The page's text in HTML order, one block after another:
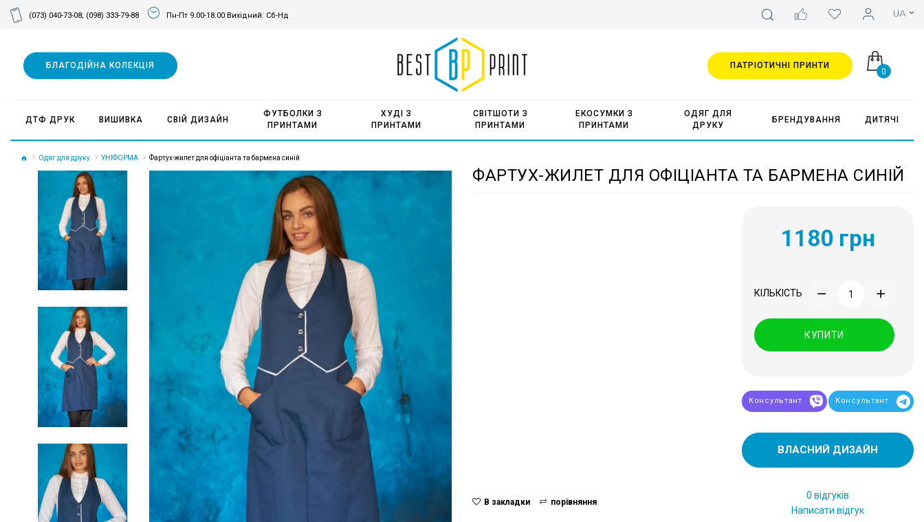
(073) 040-73-08; (098) 333-79-88 Пн-Пт 9.00-18.00 Вихідний: Сб-Нд
0
БЛАГОДІЙНА КОЛЕКЦІЯ
ДТФ ДРУК ВИШИВКА СВІЙ ДИЗАЙН
ФУТБОЛКИ З
ПРИНТАМИ
ХУДІ З
ПРИНТАМИ
СВІТШОТИ З
ПРИНТАМИ
ЕКОСУМКИ З
ПРИНТАМИ
ОДЯГ ДЛЯ
ДРУКУ
БРЕНДУВАННЯ ДИТЯЧІ
ПАТРІОТИЧНІ ПРИНТИ
Одяг для друку УНІФОРМА Фартух-жилет для офіціанта та бармена синій
ФАРТУХ-ЖИЛЕТ ДЛЯ ОФІЦІАНТА ТА БАРМЕНА СИНІЙ
1180 грн
КІЛЬКІСТЬ
КУПИТИ
Консультант Консультант
ВЛАСНИЙ ДИЗАЙН
В закладки порівняння
0 відгуків
Написати відгук